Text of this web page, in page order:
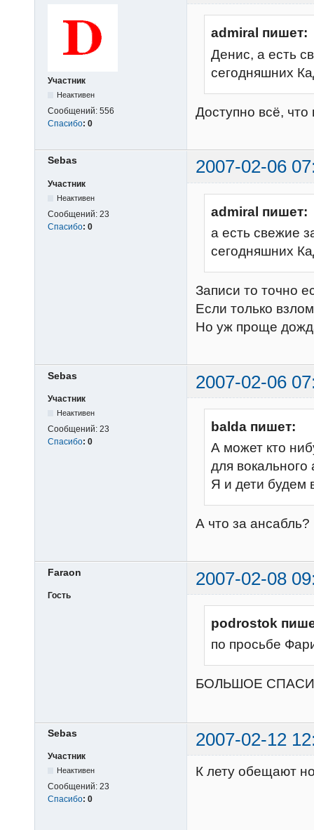
Участник
Неактивен
Сообщений: 556
Спасибо: 0
admiral пишет:
Денис, а есть
сегодняшних
Доступно всё,
Sebas 2007-02-06
Участник
Неактивен
Сообщений: 23
Спасибо: 0
admiral пишет:
а есть свежие
сегодняшних
Записи то точно
Если только
Но уж проще
Sebas 2007-02-06
Участник
Неактивен
Сообщений: 23
Спасибо: 0
balda пишет:
А может кто
для
Я и дети будем
А что за ансабль?
Faraon 2007-02-08
Гость
podrostok
по просьбе
БОЛЬШОЕ
Sebas 2007-02-12
Участник
Неактивен
Сообщений: 23
Спасибо: 0
К лету обещают